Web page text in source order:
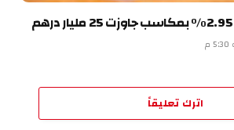
اترك تعليقاً